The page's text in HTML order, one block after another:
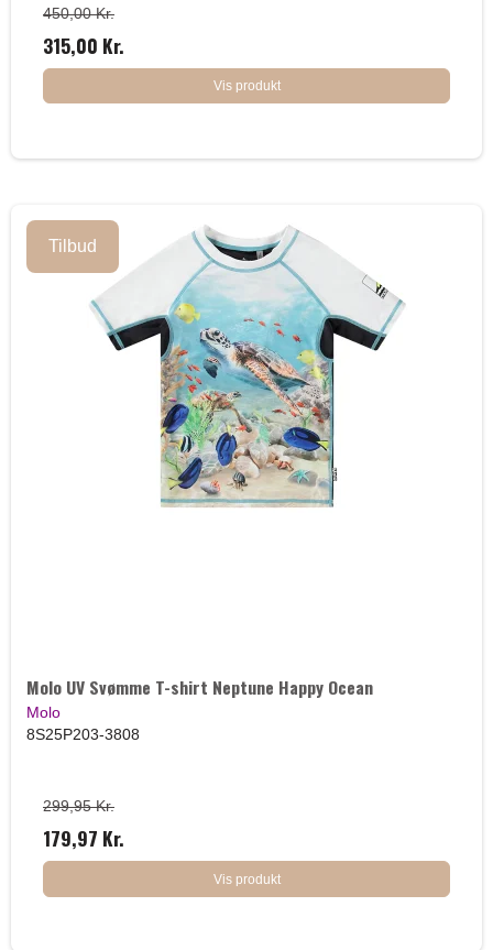
450,00 Kr.
315,00 Kr.
Vis produkt
Tilbud
Molo UV Svømme T-shirt Neptune Happy Ocean
Molo
8S25P203-3808
299,95 Kr.
179,97 Kr.
Vis produkt